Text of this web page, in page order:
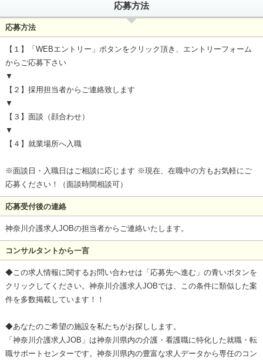
応募方法
応募方法
【１】「WEBエントリー」ボタンをクリック頂き、エントリーフォーム
からご応募下さい
▼
【２】採用担当者からご連絡致します
▼
【３】面談（顔合わせ）
▼
【４】就業場所へ入職
※面談日・入職日はご相談に応じます ※現在、在職中の方もお気軽にご
応募ください！（面談時間相談可）
応募受付後の連絡
神奈川介護求人JOBの担当者からご連絡いたします。
コンサルタントから一言
◆この求人情報に関するお問い合わせは「応募先へ進む」の青いボタンを
クリックしてください。神奈川介護求人JOBでは、この条件に類似した案
件を多数掲載しています！！
◆あなたのご希望の施設を私たちがお探しします。
「神奈川介護求人JOB」は神奈川県内の介護・看護職に特化した就職・転
職サポートセンターです。神奈川県内の豊富な求人データから専任のコン